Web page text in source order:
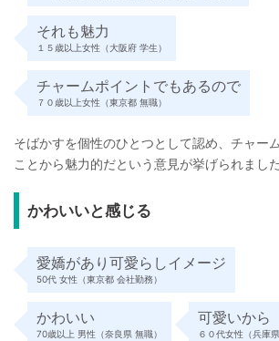
それも魅力
１５歳以上女性（大阪府 学生）
チャームポイントでもあるので
７０歳以上女性（東京都 無職）
そばかすを個性のひとつとして認め、チャー
ことから魅力的だという意見が挙げられました
かわいいと感じる
愛嬌があり可愛らしイメージ
50代 女性（東京都 会社勤務）
かわいい
70歳以上 男性（奈良県 無職）
可愛いから
６０代女性（兵庫